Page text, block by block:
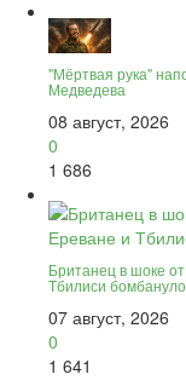
"Мёртвая рука"
Медведева
08 август, 2026
0
1 686
Британец в шоке
Тбилиси бомбануло
07 август, 2026
0
1 641